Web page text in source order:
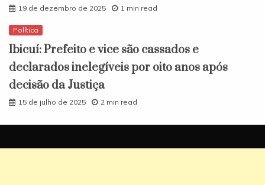
19 de dezembro de 2025 1 min read
Política
Ibicuí: Prefeito e vice são cassados e
declarados inelegíveis por oito anos após
decisão da Justiça
15 de julho de 2025 2 min read